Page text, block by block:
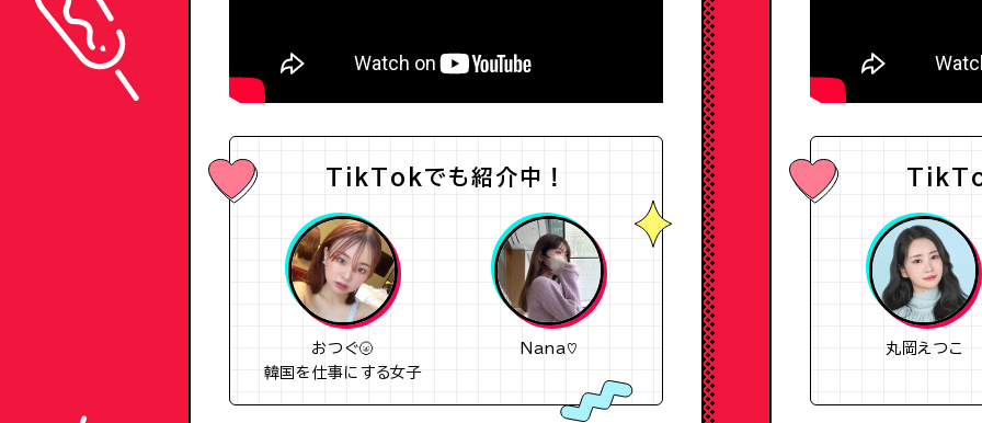
TikTokでも紹介中！
おつぐ🌝
韓国を仕事にする女子
Nana♡ 丸岡えつこ